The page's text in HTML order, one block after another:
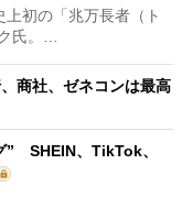
初の「兆万長者（ト
氏。…
商社、ゼネコンは最高
” SHEIN、TikTok、